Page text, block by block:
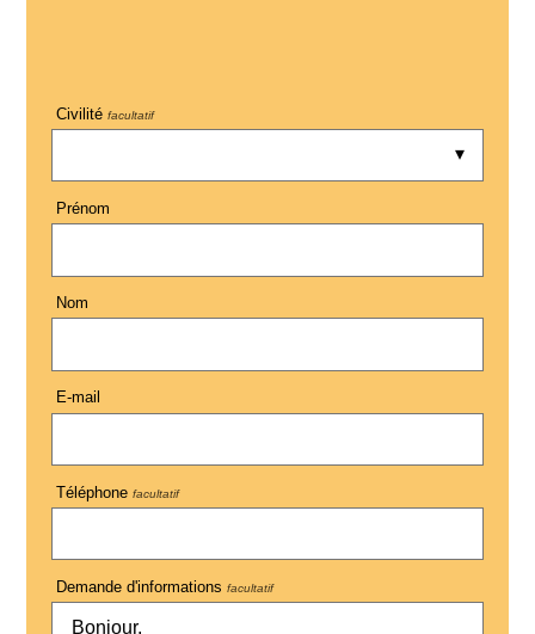
Civilité facultatif
Prénom
Nom
E-mail
Téléphone facultatif
Demande d'informations facultatif